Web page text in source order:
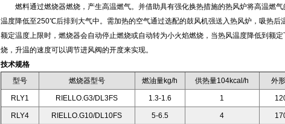
燃料通过燃烧器燃烧，产生高温燃气。并借助具有强化换热措施的热风炉将高温燃气
温度降低至250℃后排到大气中。需加热的空气通过选配的鼓风机强送入热风炉，吸热后
额定温度上限时，燃烧器会自动停止燃烧或自动转为小火焰燃烧，当热风温度降低到额
烧，升温的速度可以调节进风阀的开度来实现。
技术规格
型号
燃烧器型号 燃油量kg/h 供热量104kcal/h 外
RLY1 RIELLO.G3/DL3FS 1.3-1.6 1
RLY4 RIELLO.G10/DL10FS 5-6.5 4